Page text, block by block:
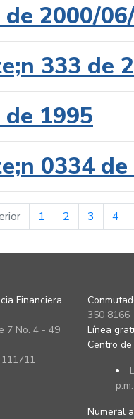
2000/
333 de
1995
0334 de
página anterior
1 2 3 4
Financiera
7 No. 4 - 49
111711
350 8166
Línea
Centro
Numeral